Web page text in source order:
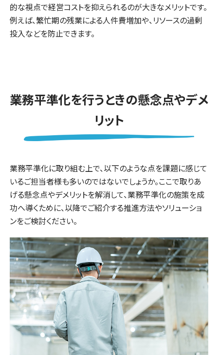
的な視点で経営コストを抑えられるのが大きなメリットです。
例えば、繁忙期の残業による人件費増加や、リソースの過剰
投入などを防止できます。
業務平準化を行うときの懸念点やデメ
リット
業務平準化に取り組む上で、以下のような点を課題に感じて
いるご担当者様も多いのではないでしょうか。ここで取りあ
げる懸念点やデメリットを解消して、業務平準化の施策を成
功へ導くために、以降でご紹介する推進方法やソリューショ
ンをご検討ください。